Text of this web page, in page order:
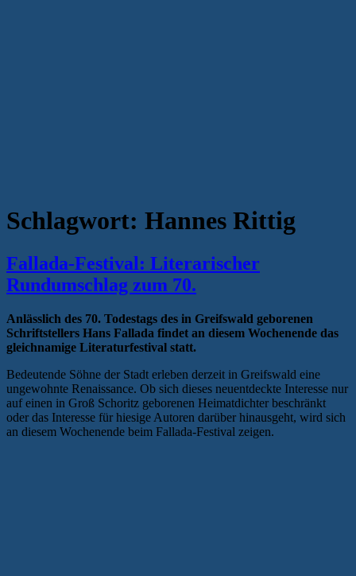
Schlagwort: Hannes Rittig
Fallada-Festival: Literarischer
Rundumschlag zum 70.
Anlässlich des 70. Todestags des in Greifswald geborenen
Schriftstellers Hans Fallada findet an diesem Wochenende das
gleichnamige Literaturfestival statt.
Bedeutende Söhne der Stadt erleben derzeit in Greifswald eine
ungewohnte Renaissance. Ob sich dieses neuentdeckte Interesse nur
auf einen in Groß Schoritz geborenen Heimatdichter beschränkt
oder das Interesse für hiesige Autoren darüber hinausgeht, wird sich
an diesem Wochenende beim Fallada-Festival zeigen.